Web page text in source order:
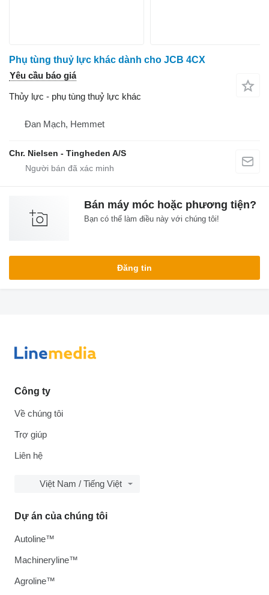
Phụ tùng thuỷ lực khác dành cho JCB 4CX
Yêu cầu báo giá
Thủy lực - phụ tùng thuỷ lực khác
Đan Mạch, Hemmet
Chr. Nielsen - Tingheden A/S
Bán máy móc hoặc phương tiện?
Bạn có thể làm điều này với chúng tôi!
Đăng tin
Công ty
Về chúng tôi
Trợ giúp
Liên hệ
Việt Nam / Tiếng Việt
Dự án của chúng tôi
Autoline™
Machineryline™
Agroline™